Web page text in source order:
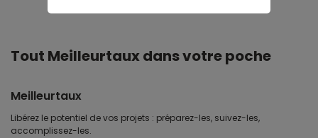
Tout Meilleurtaux dans votre poche
Meilleurtaux
Libérez le potentiel de vos projets : préparez-les, suivez-les,
accomplissez-les.